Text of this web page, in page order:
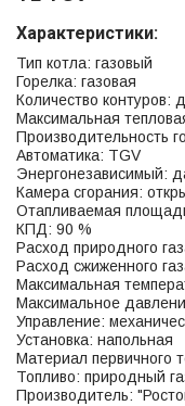
Характеристики:
Тип котла: газовый
Горелка: газовая
Количество контуров:
Максимальная
Производительность
Автоматика: TGV
Энергонезависимый:
Камера сгорания:
Отапливаемая
КПД: 90 %
Расход природного
Расход сжиженного
Максимальная
Максимальное
Управление:
Установка: напольная
Материал первичного
Топливо: природный
Производитель: